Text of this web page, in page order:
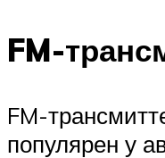
FM-
FM-
популярен у